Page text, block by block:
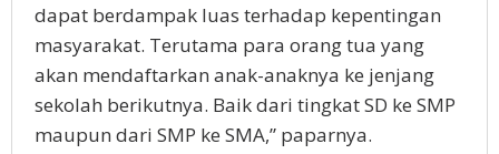
dapat berdampak luas terhadap kepentingan
masyarakat. Terutama para orang tua yang
akan mendaftarkan anak-anaknya ke jenjang
sekolah berikutnya. Baik dari tingkat SD ke SMP
maupun dari SMP ke SMA,” paparnya.